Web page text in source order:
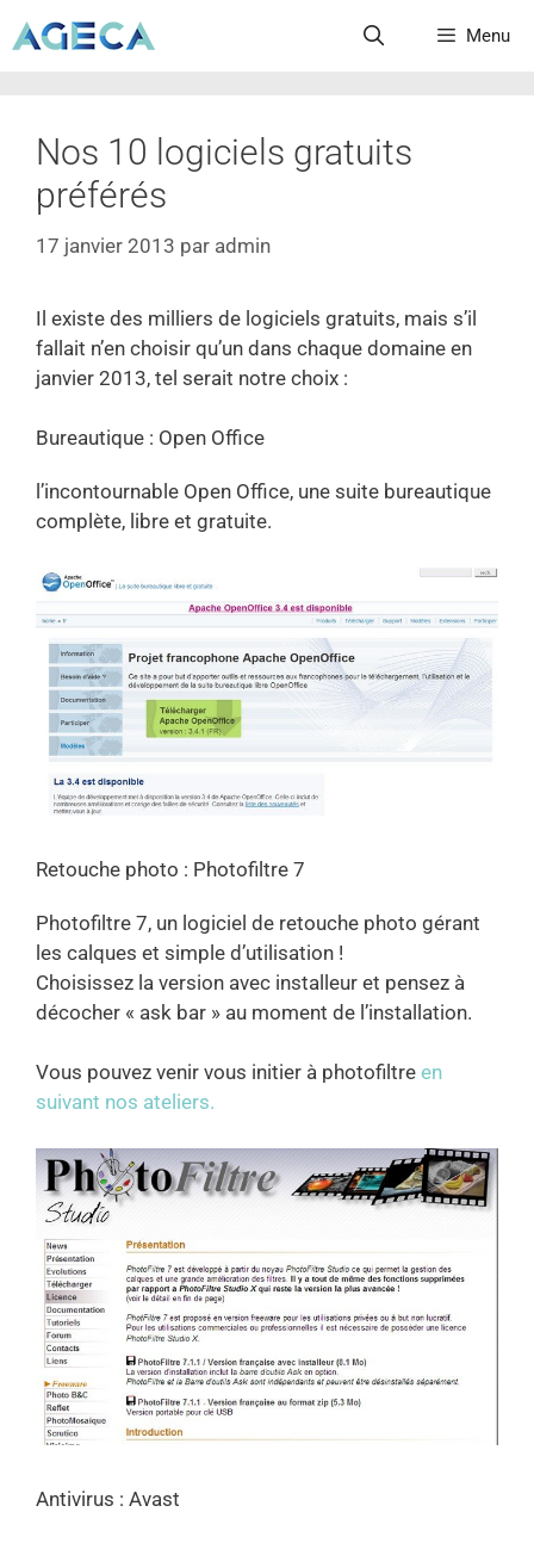
Menu
Nos 10 logiciels gratuits
préférés
17 janvier 2013 par admin
Il existe des milliers de logiciels gratuits, mais s’il
fallait n’en choisir qu’un dans chaque domaine en
janvier 2013, tel serait notre choix :
Bureautique : Open Office
l’incontournable Open Office, une suite bureautique
complète, libre et gratuite.
Retouche photo : Photofiltre 7
Photofiltre 7, un logiciel de retouche photo gérant
les calques et simple d’utilisation !
Choisissez la version avec installeur et pensez à
décocher « ask bar » au moment de l’installation.
Vous pouvez venir vous initier à photofiltre en
suivant nos ateliers.
Antivirus : Avast